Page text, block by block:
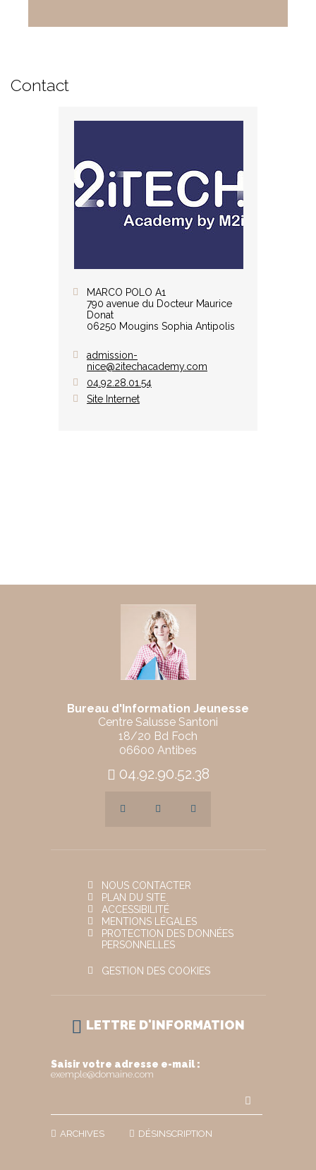
Contact
MARCO POLO A1
790 avenue du Docteur Maurice
Donat
06250 Mougins Sophia Antipolis
admission-
nice@2itechacademy.com
04.92.28.01.54
Site Internet
Bureau d'Information Jeunesse
Centre Salusse Santoni
18/20 Bd Foch
06600 Antibes
04.92.90.52.38
NOUS CONTACTER
PLAN DU SITE
ACCESSIBILITÉ
MENTIONS LÉGALES
PROTECTION DES DONNÉES
PERSONNELLES
GESTION DES COOKIES
LETTRE D'INFORMATION
Saisir votre adresse e-mail :
exemple@domaine.com
ARCHIVES DÉSINSCRIPTION